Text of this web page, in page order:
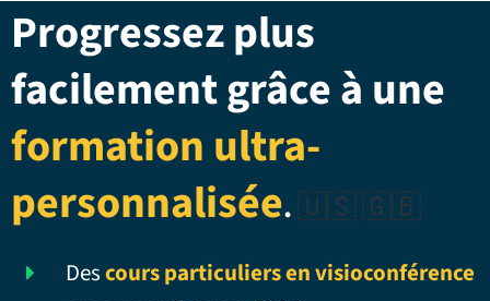
Progressez plus
facilement grâce à une
formation ultra-
personnalisée.🇺🇸 🇬🇧
Descours particuliers en visioconférence